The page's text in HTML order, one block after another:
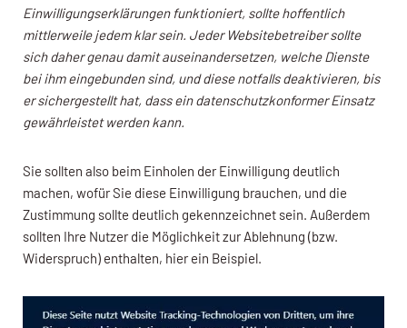
Einwilligungserklärungen funktioniert, sollte hoffentlich
mittlerweile jedem klar sein. Jeder Websitebetreiber sollte
sich daher genau damit auseinandersetzen, welche Dienste
bei ihm eingebunden sind, und diese notfalls deaktivieren, bis
er sichergestellt hat, dass ein datenschutzkonformer Einsatz
gewährleistet werden kann.
Sie sollten also beim Einholen der Einwilligung deutlich
machen, wofür Sie diese Einwilligung brauchen, und die
Zustimmung sollte deutlich gekennzeichnet sein. Außerdem
sollten Ihre Nutzer die Möglichkeit zur Ablehnung (bzw.
Widerspruch) enthalten, hier ein Beispiel.